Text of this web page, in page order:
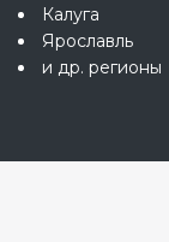
Калуга
Ярославль
и др. регионы